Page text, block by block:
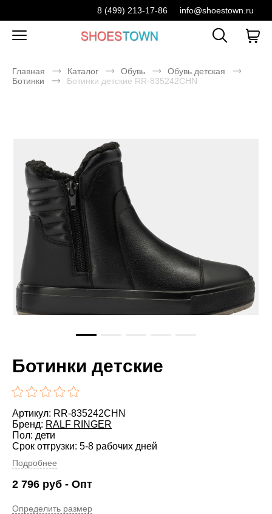
8 (499) 213-17-86 info@shoestown.ru
Главная Каталог Обувь
Обувь детская
Ботинки
Ботинки детские RR-835242CHN
Ботинки детские
Артикул: RR-835242CHN
Бренд: RALF RINGER
Пол: дети
Срок отгрузки: 5-8 рабочих дней
Подробнее
2 796 руб - Опт
Определить размер